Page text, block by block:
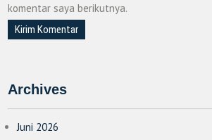
komentar saya berikutnya.
Archives
Juni 2026